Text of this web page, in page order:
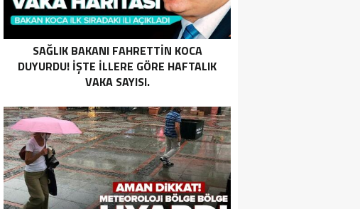
SAĞLIK BAKANI FAHRETTIN KOCA
DUYURDU! İŞTE ILLERE GÖRE HAFTALIK
VAKA SAYISI.